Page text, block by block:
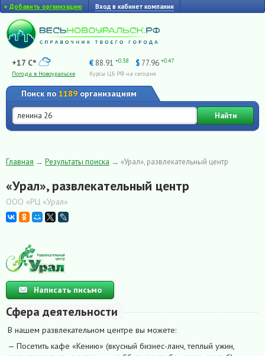
+ Добавить организацию Вход в кабинет компании
+17 C°
Погода в Новоуральске
€ 88.91 +0.38 $ 77.96 +0.47
Курсы ЦБ РФ на сегодня
Поиск по 1189 организациям
Найти
Главная → Результаты поиска → «Урал», развлекательный центр
«Урал», развлекательный центр
ООО «РЦ «Урал»
Написать письмо
Сфера деятельности
В нашем развлекательном центре вы можете:
— Посетить кафе «Кению» (вкусный бизнес-ланч, теплый ужин,